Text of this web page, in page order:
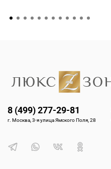
8 (499) 277-29-81
г. Москва, 3-я улица Ямского Поля, 28